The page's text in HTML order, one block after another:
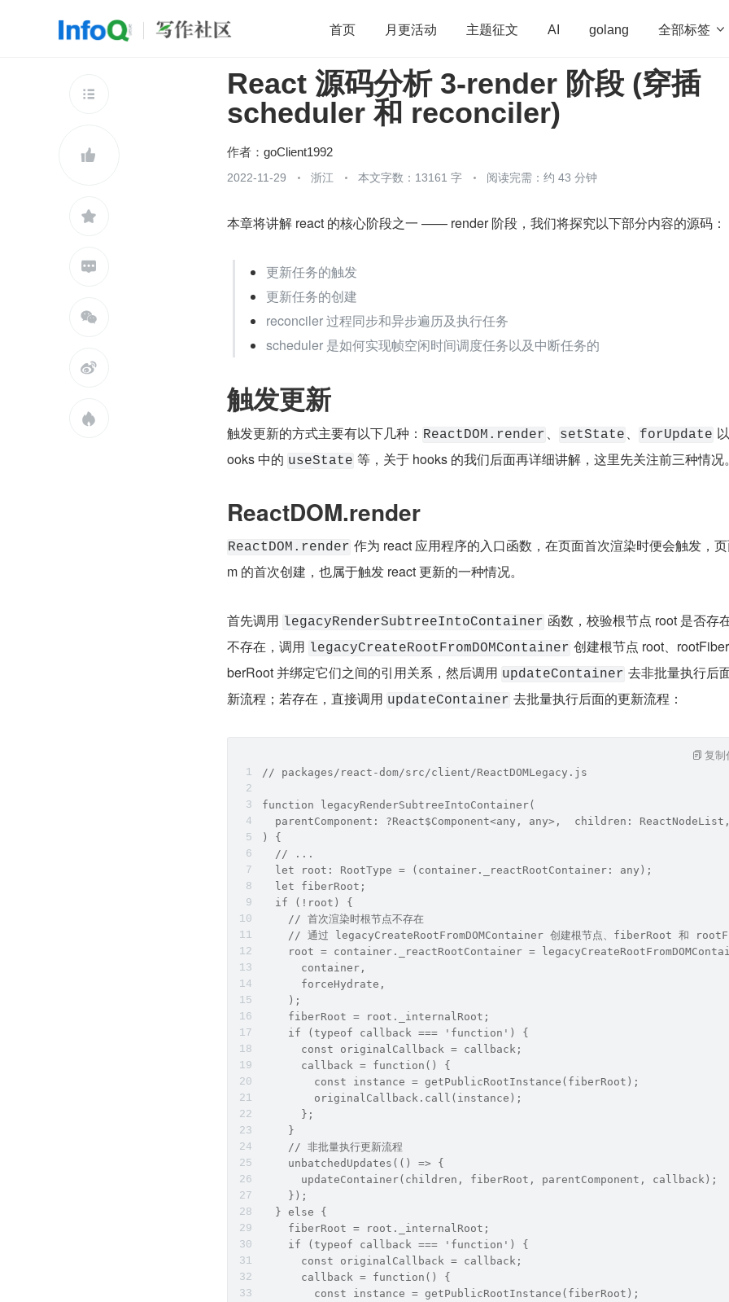
首页 月更活动 主题征文 AI golang 全部标签 
开源 架构 OpenHarmony 算法 学习方法 Web3.0
团队管理 程序员 运维 深度思考
查看更多







React 源码分析 3-render 阶段 (穿插
scheduler 和 reconciler)
作者： goClient1992
2022-11-29 浙江 本文字数：13161 字 阅读完需：约 43 分钟
本章将讲解 react 的核心阶段之一 —— render 阶段，我们将探究以下部分内容的源码：
更新任务的触发
更新任务的创建
reconciler 过程同步和异步遍历及执行任务
scheduler 是如何实现帧空闲时间调度任务以及中断任务的
触发更新
触发更新的方式主要有以下几种： ReactDOM.render 、 setState 、 forUpdate
ooks 中的 useState 等，关于 hooks 的我们后面再详细讲解，这里先关注前三种情况。
ReactDOM.render
ReactDOM.render 作为 react 应用程序的入口函数，在页面首次渲染时便会触发，
m 的首次创建，也属于触发 react 更新的一种情况。
首先调用 legacyRenderSubtreeIntoContainer 函数，校验根节点 root 是否存
不存在，调用 legacyCreateRootFromDOMContainer 创建根节点 root、
berRoot 并绑定它们之间的引用关系，然后调用 updateContainer 去非批量执行后
新流程；若存在，直接调用 updateContainer 去批量执行后面的更新流程：
// packages/react-dom/src/client/ReactDOMLegacy.js
function legacyRenderSubtreeIntoContainer(
parentComponent: ?React$Component<any, any>,  children:
) {
  // ...
  let root: RootType = (container._reactRootContainer: any);
  let fiberRoot;
  if (!root) {
    // 首次渲染时根节点不存在
// 通过 legacyCreateRootFromDOMContainer 创建根节点、fiberRoot 和
root = container._reactRootContainer =
      container,
      forceHydrate,
    );
    fiberRoot = root._internalRoot;
    if (typeof callback === 'function') {
      const originalCallback = callback;
      callback = function() {
        const instance = getPublicRootInstance(fiberRoot);
        originalCallback.call(instance);
      };
    }
    // 非批量执行更新流程
    unbatchedUpdates(() => {
      updateContainer(children, fiberRoot, parentComponent, callback);
    });
  } else {
    fiberRoot = root._internalRoot;
    if (typeof callback === 'function') {
      const originalCallback = callback;
      callback = function() {
        const instance = getPublicRootInstance(fiberRoot);
复制